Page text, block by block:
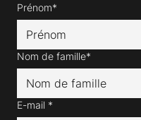
Prénom*
Nom de famille*
E-mail *